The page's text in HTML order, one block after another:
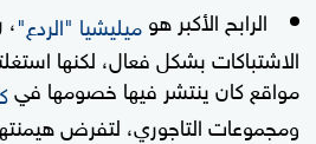
الرابح الأكبر هوميليشيا "الردع"
الاشتباكات بشكل فعال، لكنها
مواقع كان ينتشر فيها خصومها في